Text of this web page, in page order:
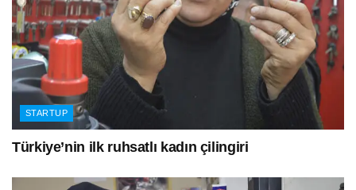
STARTUP
Türkiye’nin ilk ruhsatlı kadın çilingiri